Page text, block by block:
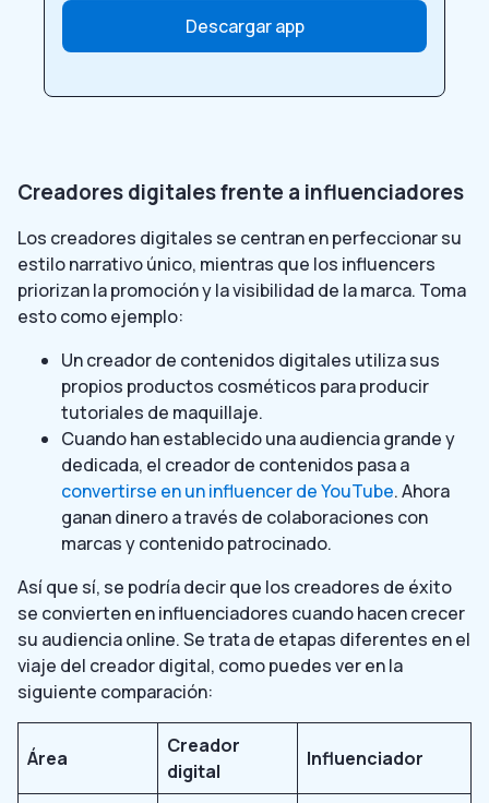
Descargar app
Creadores digitales frente a influenciadores
Los creadores digitales se centran en perfeccionar su
estilo narrativo único, mientras que los influencers
priorizan la promoción y la visibilidad de la marca. Toma
esto como ejemplo:
Un creador de contenidos digitales utiliza sus
propios productos cosméticos para producir
tutoriales de maquillaje.
Cuando han establecido una audiencia grande y
dedicada, el creador de contenidos pasa a
convertirse en un influencer de YouTube. Ahora
ganan dinero a través de colaboraciones con
marcas y contenido patrocinado.
Así que sí, se podría decir que los creadores de éxito
se convierten en influenciadores cuando hacen crecer
su audiencia online. Se trata de etapas diferentes en el
viaje del creador digital, como puedes ver en la
siguiente comparación:
Área
Creador
digital
Influenciador